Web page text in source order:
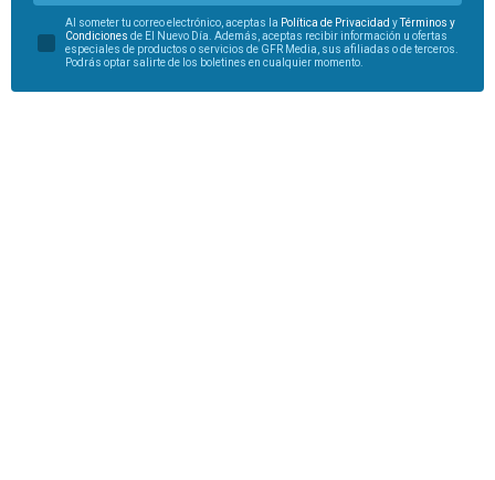
Al someter tu correo electrónico, aceptas la Política de Privacidad yTérminos y
Condiciones de El Nuevo Día. Además, aceptas recibir información u ofertas
especiales de productos o servicios de GFR Media, sus afiliadas o de terceros.
Podrás optar salirte de los boletines en cualquier momento.